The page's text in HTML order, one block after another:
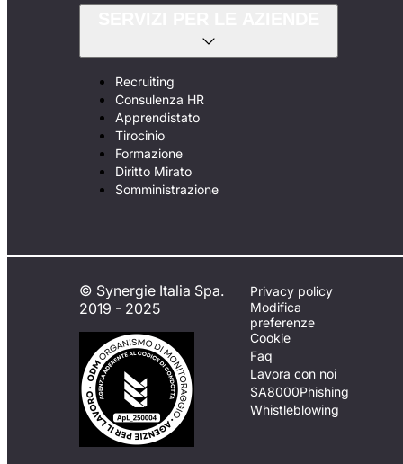
Recruiting
Consulenza HR
Apprendistato
Tirocinio
Formazione
Diritto Mirato
Somministrazione
© Synergie Italia Spa.
2019 - 2025
Privacy policy
Modifica
preferenze
Cookie
Faq
Lavora con noi
SA8000Phishing
Whistleblowing